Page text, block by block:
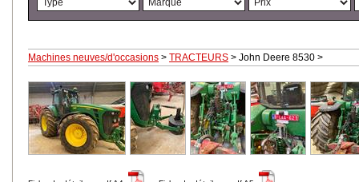
Machines neuves/d'occasions > TRACTEURS > John Deere 8530 >